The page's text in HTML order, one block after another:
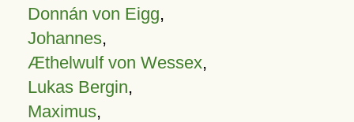
Donnán von Eigg,
Johannes,
Æthelwulf von Wessex,
Lukas Bergin,
Maximus,